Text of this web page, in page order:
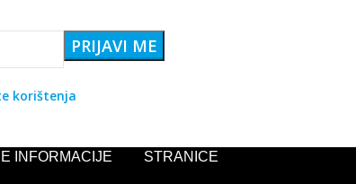
korištenja
INFORMACIJE STRANICE